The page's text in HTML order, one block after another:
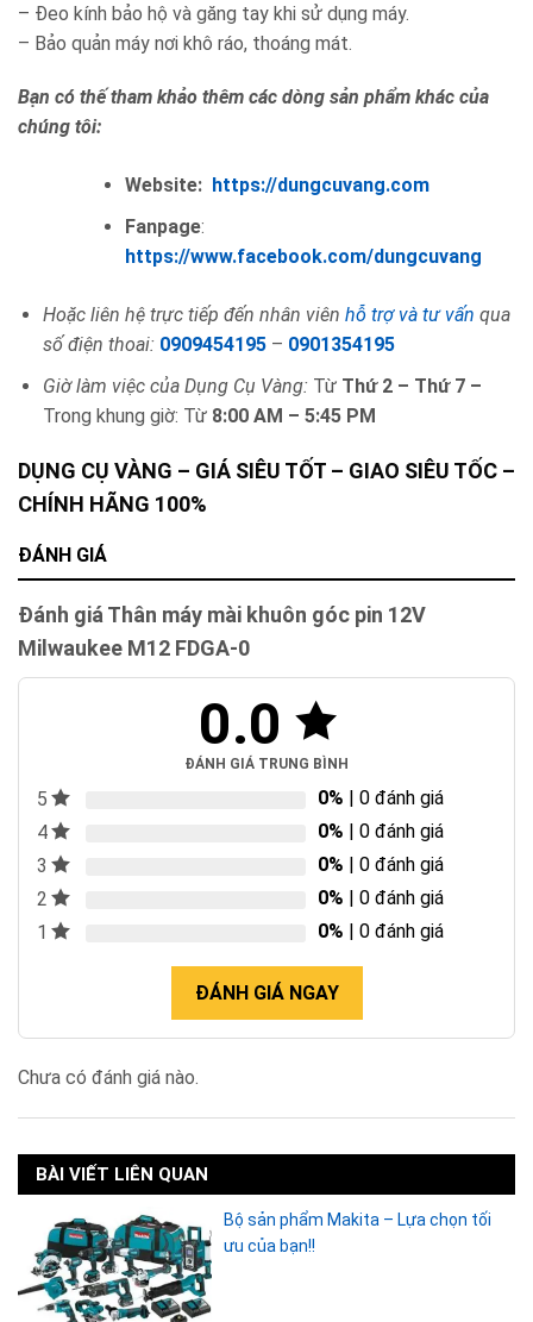
– Đeo kính bảo hộ và găng tay khi sử dụng máy.
– Bảo quản máy nơi khô ráo, thoáng mát.
Bạn có thế tham khảo thêm các dòng sản phẩm khác của
chúng tôi:
Website: https://dungcuvang.com
Fanpage:
https://www.facebook.com/dungcuvang
Hoặc liên hệ trực tiếp đến nhân viên hỗ trợ và tư vấn qua
số điện thoai: 0909454195– 0901354195
Giờ làm việc của Dụng Cụ Vàng: Từ Thứ 2 – Thứ 7 –
Trong khung giờ: Từ 8:00 AM – 5:45 PM
DỤNG CỤ VÀNG – GIÁ SIÊU TỐT – GIAO SIÊU TỐC –
CHÍNH HÃNG 100%
ĐÁNH GIÁ
Đánh giá Thân máy mài khuôn góc pin 12V
Milwaukee M12 FDGA-0
0.0
ĐÁNH GIÁ TRUNG BÌNH
5 0% | 0 đánh giá
4
0% | 0 đánh giá
3
0% | 0 đánh giá
2
0% | 0 đánh giá
1
0% | 0 đánh giá
ĐÁNH GIÁ NGAY
Chưa có đánh giá nào.
BÀI VIẾT LIÊN QUAN
Bộ sản phẩm Makita – Lựa chọn tối
ưu của bạn!!